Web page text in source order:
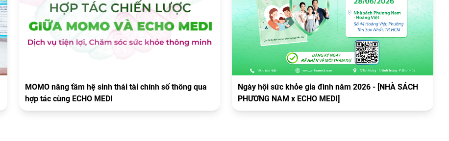
MOMO nâng tầm hệ sinh thái tài chính số thông qua
hợp tác cùng ECHO MEDI
Ngày hội sức khỏe gia đình năm 2026 - [NHÀ SÁCH
PHƯƠNG NAM x ECHO MEDI]